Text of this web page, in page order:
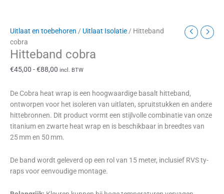
Uitlaat en toebehoren / Uitlaat Isolatie/ Hitteband
cobra
Hitteband cobra
€45,00 -€88,00 incl. BTW
De Cobra heat wrap is een hoogwaardige basalt hitteband,
ontworpen voor het isoleren van uitlaten, spruitstukken en andere
hittebronnen. Dit product vormt een stijlvolle combinatie van onze
titanium en zwarte heat wrap en is beschikbaar in breedtes van
25 mm en 50 mm.
De band wordt geleverd op een rol van 15 meter, inclusief RVS ty-
raps voor eenvoudige montage.